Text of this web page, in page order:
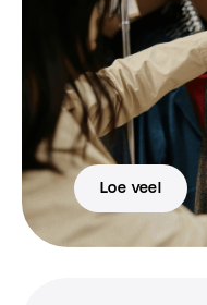
Loe veel